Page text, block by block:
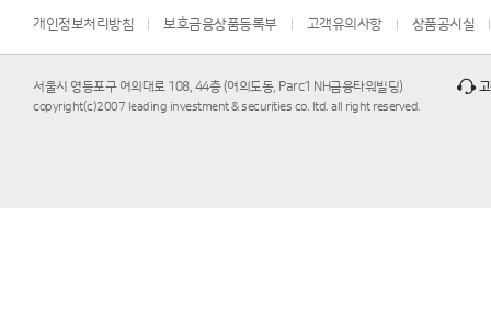
개인정보처리방침 보호금융상품등록부 고객유의사항 상품공시실
서울시 영등포구 여의대로 108, 44층 (여의도동, Parc1 NH금융타워빌딩)
copyright(c)2007 leading investment & securities co. ltd. all right reserved.